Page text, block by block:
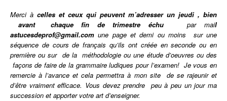
Merci à celles et ceux qui peuvent m’adresser un jeudi , bien
avant chaque fin de trimestre échu
par mail
astucesdeprof@gmail.com une page et demi ou moins sur une
séquence de cours de français qu’ils ont crééeen seconde ou en
première ou sur de la méthodologie ou une étude d’oeuvres ou des
façons de faire de la grammaire ludiques pour l’examen! Je vous en
remercie à l’avance et cela permettra à mon site de se rajeunir et
d’être vraiment efficace. Vous devez prendre peu à peu un jour ma
succession et apporter votre art d’enseigner.